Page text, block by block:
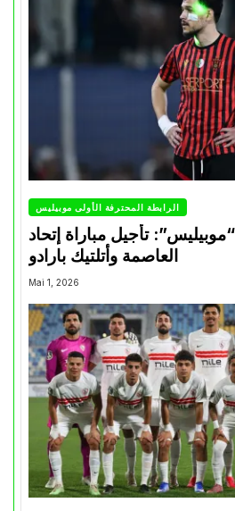
الرابطة المحترفة الأولى موبيليس
تأجيل مباراة إتحاد
العاصمة وأتلتيك بارادو
Mai 1, 2026